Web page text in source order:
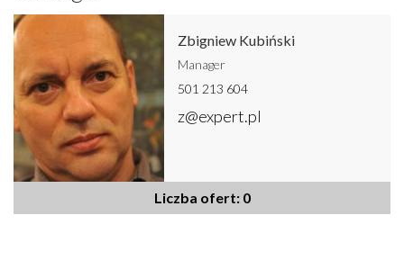
Zbigniew Kubiński
Manager
501 213 604
z@expert.pl
Liczba ofert: 0